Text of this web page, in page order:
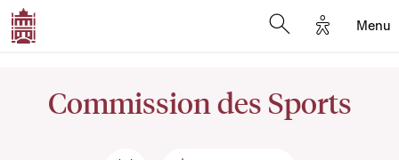
Options
Menu
Commission des Sports